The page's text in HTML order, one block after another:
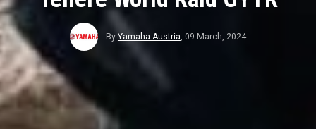
By Yamaha Austria, 09 March, 2024